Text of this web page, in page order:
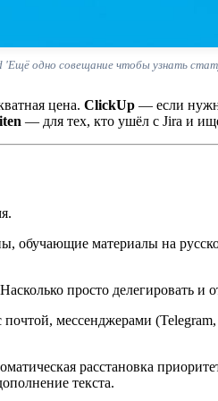
одно совещание чтобы узнать
цена. ClickUp — если
— для тех, кто ушёл с Jira и
обучающие материалы на
просто делегировать и
мессенджерами
расстановка
текста.